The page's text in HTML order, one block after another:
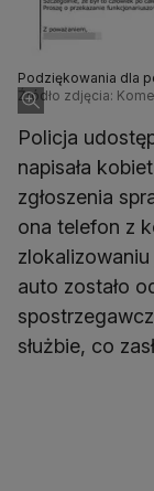
Podziękowania dla
Źródło zdjęcia:
Policja
napisała
zgłoszenia
ona telefon z
auto zostało
służbie, co